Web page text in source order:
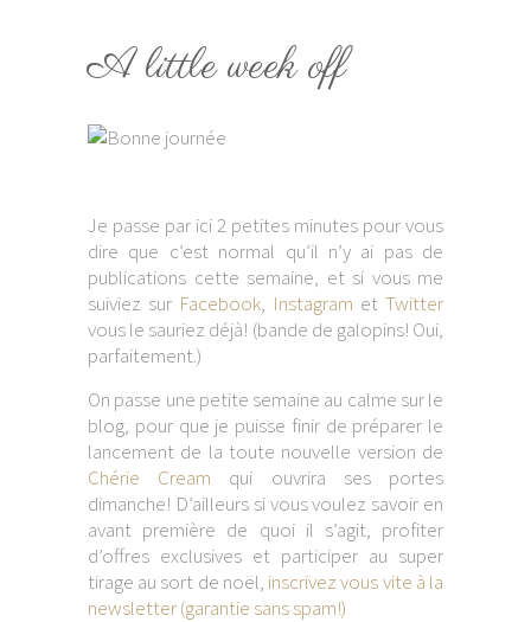
A little week off
Je passe par ici 2 petites minutes pour vous
dire que c’est normal qu’il n’y ai pas de
publications cette semaine, et si vous me
suiviez sur Facebook, Instagram et Twitter
vous le sauriez déjà! (bande de galopins! Oui,
parfaitement.)
On passe une petite semaine au calme sur le
blog, pour que je puisse finir de préparer le
lancement de la toute nouvelle version de
Chérie Cream qui ouvrira ses portes
dimanche! D’ailleurs si vous voulez savoir en
avant première de quoi il s’agit, profiter
d’offres exclusives et participer au super
tirage au sort de noël, inscrivez vous vite à la
newsletter (garantie sans spam!)